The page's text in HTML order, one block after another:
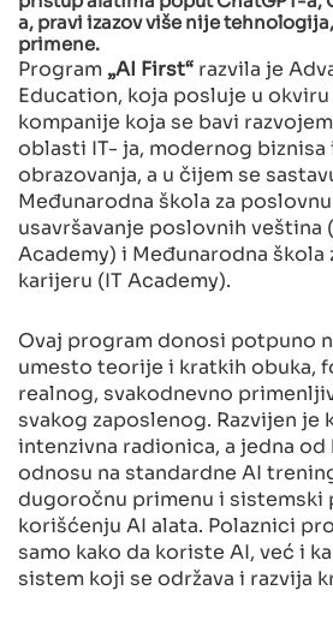
a, pravi izazov više nije
primene.
Program „AI First“ razvila je
Education, koja posluje u okviru
kompanije koja se bavi
oblasti IT- ja, modernog
obrazovanja, a u čijem se
Međunarodna škola za
usavršavanje poslovnih veština
Academy) i Međunarodna
karijeru (IT Academy).
Ovaj program donosi potpuno
umesto teorije i kratkih obuka,
realnog, svakodnevno
svakog zaposlenog. Razvijen je
intenzivna radionica, a jedna
odnosu na standardne AI
dugoročnu primenu i sistemski
korišćenju AI alata. Polaznici
samo kako da koriste AI, već i
sistem koji se održava i razvija